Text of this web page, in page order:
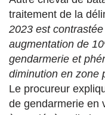
traitement de la
2023 est
augmentation de
gendarmerie et
diminution en zone
Le procureur
de gendarmerie en